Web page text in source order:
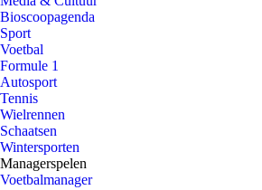
Bioscoopagenda
Sport
Voetbal
Formule 1
Autosport
Tennis
Wielrennen
Schaatsen
Wintersporten
Managerspelen
Voetbalmanager